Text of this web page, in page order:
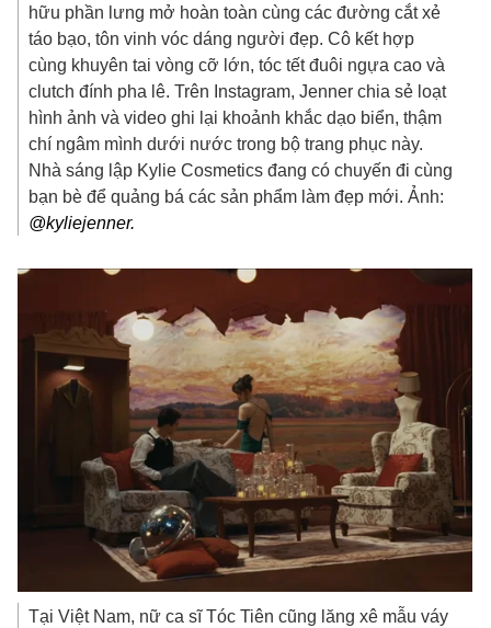
hữu phần lưng mở hoàn toàn cùng các đường cắt xẻ
táo bạo, tôn vinh vóc dáng người đẹp. Cô kết hợp
cùng khuyên tai vòng cỡ lớn, tóc tết đuôi ngựa cao và
clutch đính pha lê. Trên Instagram, Jenner chia sẻ loạt
hình ảnh và video ghi lại khoảnh khắc dạo biển, thậm
chí ngâm mình dưới nước trong bộ trang phục này.
Nhà sáng lập Kylie Cosmetics đang có chuyến đi cùng
bạn bè để quảng bá các sản phẩm làm đẹp mới. Ảnh:
@kyliejenner.
Tại Việt Nam, nữ ca sĩ Tóc Tiên cũng lăng xê mẫu váy